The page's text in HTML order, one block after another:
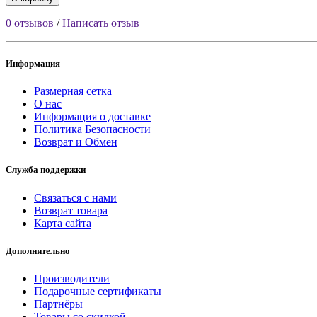
0 отзывов /Написать отзыв
Информация
Размерная сетка
О нас
Информация о доставке
Политика Безопасности
Возврат и Обмен
Служба поддержки
Связаться с нами
Возврат товара
Карта сайта
Дополнительно
Производители
Подарочные сертификаты
Партнёры